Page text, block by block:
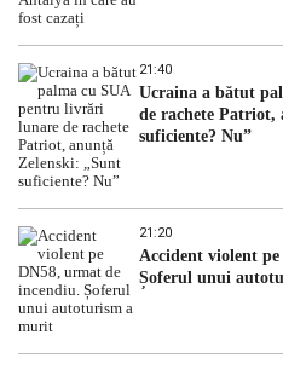
21:40
Ucraina a bătut
de rachete Patriot,
suficiente? Nu”
21:20
Accident violent
Șoferul unui